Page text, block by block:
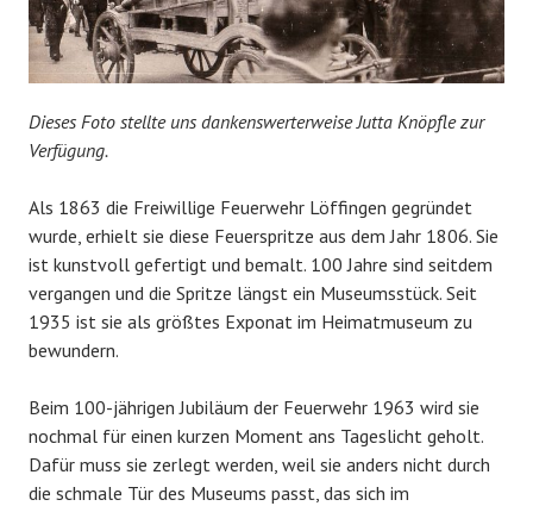
Dieses Foto stellte uns dankenswerterweise Jutta Knöpfle zur
Verfügung.
Als 1863 die Freiwillige Feuerwehr Löffingen gegründet
wurde, erhielt sie diese Feuerspritze aus dem Jahr 1806. Sie
ist kunstvoll gefertigt und bemalt. 100 Jahre sind seitdem
vergangen und die Spritze längst ein Museumsstück. Seit
1935 ist sie als größtes Exponat im Heimatmuseum zu
bewundern.
Beim 100-jährigen Jubiläum der Feuerwehr 1963 wird sie
nochmal für einen kurzen Moment ans Tageslicht geholt.
Dafür muss sie zerlegt werden, weil sie anders nicht durch
die schmale Tür des Museums passt, das sich im